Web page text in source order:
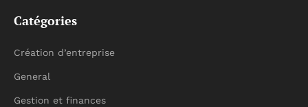
Catégories
Création d’entreprise
General
Gestion et finances